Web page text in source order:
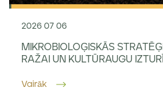
2026 07 06
MIKROBIOLOĢISKĀS
RAŽAI UN KULTŪRAUGU
Vairāk